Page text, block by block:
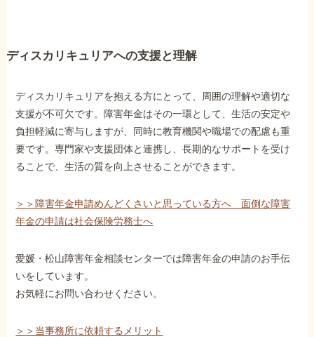
ディスカリキュリアへの支援と理解
ディスカリキュリアを抱える方にとって、周囲の理解や適切な
支援が不可欠です。障害年金はその一環として、生活の安定や
負担軽減に寄与しますが、同時に教育機関や職場での配慮も重
要です。専門家や支援団体と連携し、長期的なサポートを受け
ることで、生活の質を向上させることができます。
＞＞障害年金申請めんどくさいと思っている方へ 面倒な障害
年金の申請は社会保険労務士へ
愛媛・松山障害年金相談センターでは障害年金の申請のお手伝
いをしています。
お気軽にお問い合わせください。
＞＞当事務所に依頼するメリット